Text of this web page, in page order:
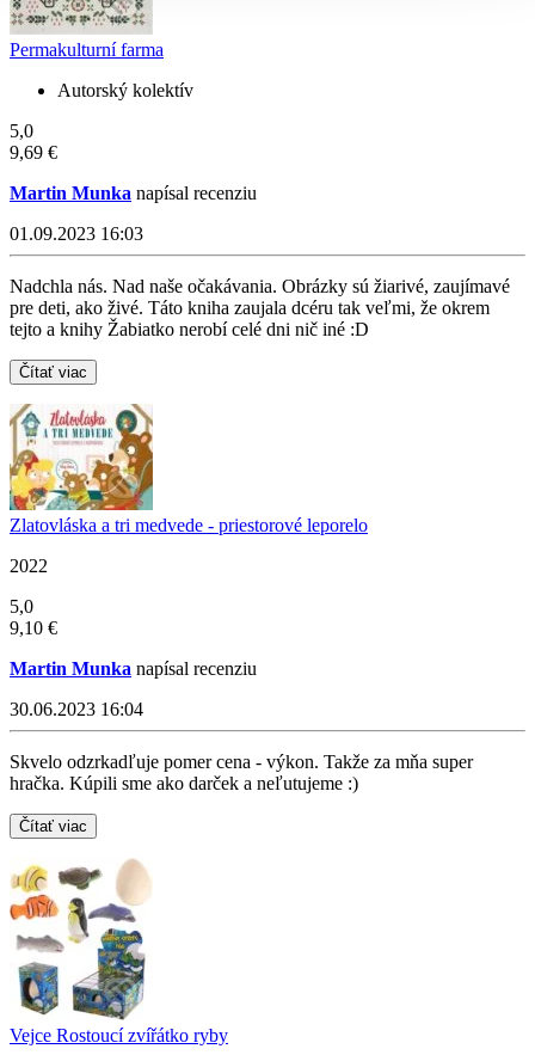
Permakulturní farma
Autorský kolektív
5,0
9,69 €
Martin Munka napísal recenziu
01.09.2023 16:03
Nadchla nás. Nad naše očakávania. Obrázky sú žiarivé, zaujímavé
pre deti, ako živé. Táto kniha zaujala dcéru tak veľmi, že okrem
tejto a knihy Žabiatko nerobí celé dni nič iné :D
Čítať viac
Zlatovláska a tri medvede - priestorové leporelo
2022
5,0
9,10 €
Martin Munka napísal recenziu
30.06.2023 16:04
Skvelo odzrkadľuje pomer cena - výkon. Takže za mňa super
hračka. Kúpili sme ako darček a neľutujeme :)
Čítať viac
Vejce Rostoucí zvířátko ryby